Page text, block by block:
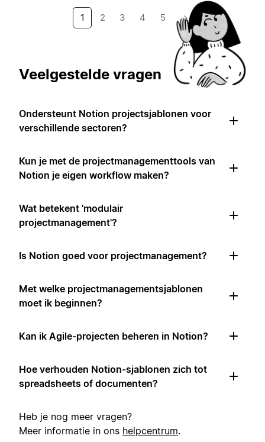
1 2 3 4 5 →
Veelgestelde vragen
Ondersteunt Notion projectsjablonen voor
verschillende sectoren?
Kun je met de projectmanagementtools van
Notion je eigen workflow maken?
Wat betekent 'modulair
projectmanagement'?
Is Notion goed voor projectmanagement?
Met welke projectmanagementsjablonen
moet ik beginnen?
Kan ik Agile-projecten beheren in Notion?
Hoe verhouden Notion-sjablonen zich tot
spreadsheets of documenten?
Heb je nog meer vragen?
Meer informatie in ons helpcentrum.